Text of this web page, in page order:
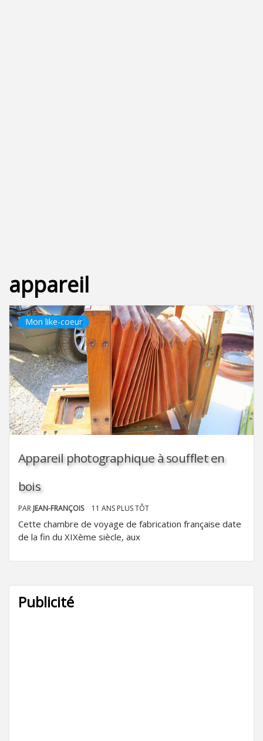
appareil
Mon like-coeur
Appareil photographique à soufflet en
bois
PAR JEAN-FRANÇOIS 11 ANS PLUS TÔT
Cette chambre de voyage de fabrication française date
de la fin du XIXème siècle, aux
Publicité